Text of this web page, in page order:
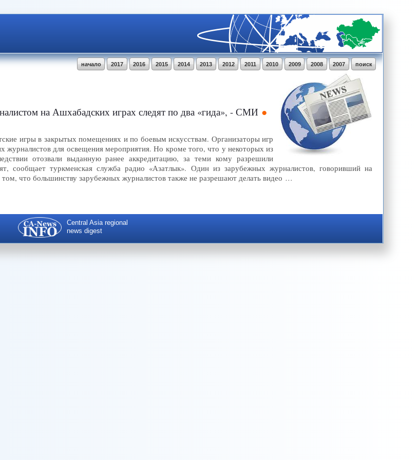
поиск
2007
2008
2009
2010
2011
2012
2013
2014
2015
2016
2017
начало
на Ашхабадских играх следят по два «гида», - СМИ
игры в закрытых помещениях и по боевым искусствам. Организаторы игр
журналистов для освещения мероприятия. Но кроме того, что у некоторых из
отозвали выданную ранее аккредитацию, за теми кому разрешили
сообщает туркменская служба радио «Азатлык». Один из зарубежных журналистов, говоривший на
том, что большинству зарубежных журналистов также не разрешают делать видео …
Central Asia regional
news digest